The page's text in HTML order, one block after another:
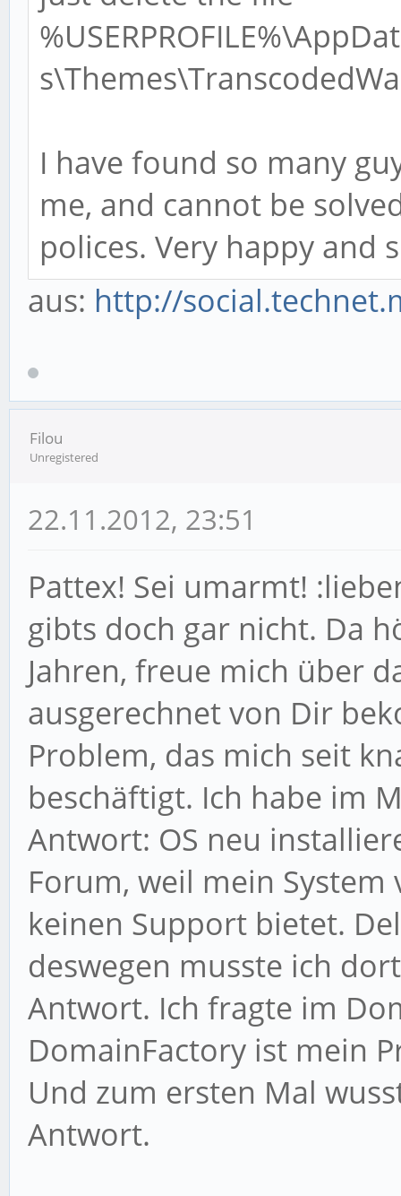
I have found so many
me, and cannot be
polices. Very happy and
aus: http://
Filou
Unregistered
22.11.2012, 23:51
Pattex! Sei umarmt!
gibts doch gar nicht. Da
Jahren, freue mich über
ausgerechnet von Dir
Problem, das mich seit
beschäftigt. Ich habe im
Antwort: OS neu
Forum, weil mein
keinen Support bietet.
deswegen musste ich
Antwort. Ich fragte im
DomainFactory ist mein
Und zum ersten Mal
Antwort.